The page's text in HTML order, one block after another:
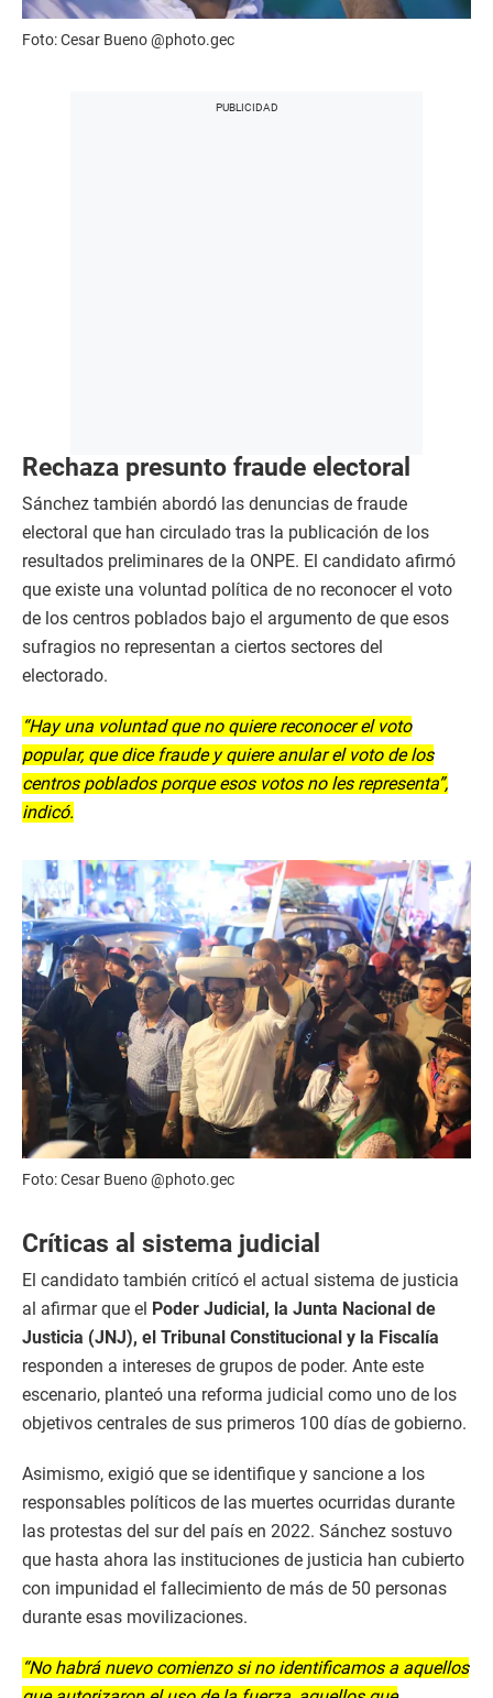
Foto: Cesar Bueno @photo.gec
Rechaza presunto fraude electoral
Sánchez también abordó las denuncias de fraude
electoral que han circulado tras la publicación de los
resultados preliminares de la ONPE. El candidato afirmó
que existe una voluntad política de no reconocer el voto
de los centros poblados bajo el argumento de que esos
sufragios no representan a ciertos sectores del
electorado.
“Hay una voluntad que no quiere reconocer el voto
popular, que dice fraude y quiere anular el voto de los
centros poblados porque esos votos no les representa”,
indicó.
Foto: Cesar Bueno @photo.gec
Críticas al sistema judicial
El candidato también critícó el actual sistema de justicia
al afirmar que el Poder Judicial, la Junta Nacional de
Justicia (JNJ), el Tribunal Constitucional y la Fiscalía
responden a intereses de grupos de poder. Ante este
escenario, planteó una reforma judicial como uno de los
objetivos centrales de sus primeros 100 días de gobierno.
Asimismo, exigió que se identifique y sancione a los
responsables políticos de las muertes ocurridas durante
las protestas del sur del país en 2022. Sánchez sostuvo
que hasta ahora las instituciones de justicia han cubierto
con impunidad el fallecimiento de más de 50 personas
durante esas movilizaciones.
“No habrá nuevo comienzo si no identificamos a aquellos